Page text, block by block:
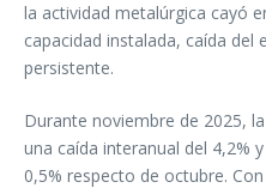
la actividad metalúrgica cayó
capacidad instalada, caída del
persistente.
Durante noviembre de 2025,
una caída interanual del 4,2%
0,5% respecto de octubre.